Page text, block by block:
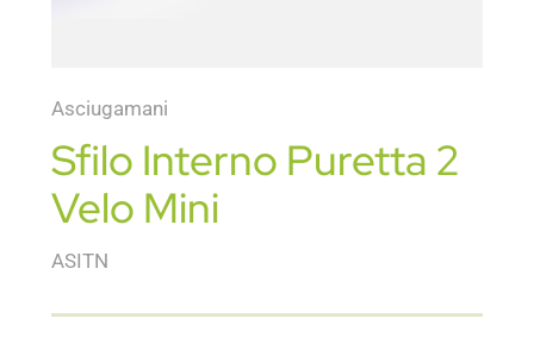
Asciugamani
Sfilo Interno Puretta 2
Velo Mini
ASITN